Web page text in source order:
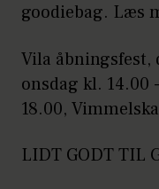
goodiebag. Læs
Vila
onsdag kl. 14.00
18.00,
LIDT GODT TIL